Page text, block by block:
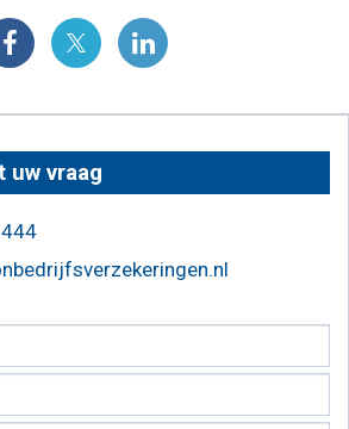
uw vraag